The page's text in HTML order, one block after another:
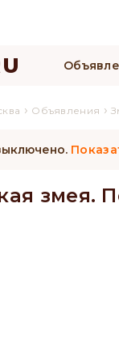
› Объявления ›
змея.